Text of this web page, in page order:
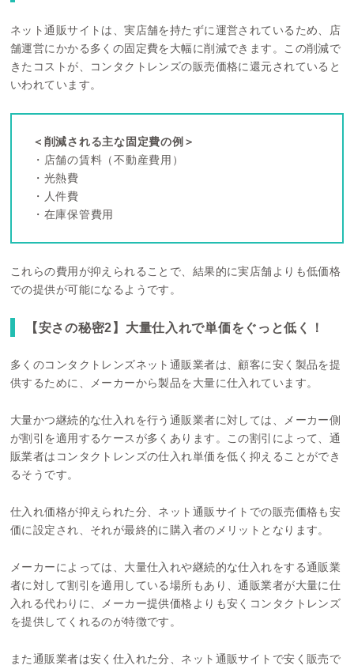
ネット通販サイトは、実店舗を持たずに運営されているため、店
舗運営にかかる多くの固定費を大幅に削減できます。この削減で
きたコストが、コンタクトレンズの販売価格に還元されていると
いわれています。
＜削減される主な固定費の例＞
・店舗の賃料（不動産費用）
・光熱費
・人件費
・在庫保管費用
これらの費用が抑えられることで、結果的に実店舗よりも低価格
での提供が可能になるようです。
【安さの秘密2】大量仕入れで単価をぐっと低く！
多くのコンタクトレンズネット通販業者は、顧客に安く製品を提
供するために、メーカーから製品を大量に仕入れています。
大量かつ継続的な仕入れを行う通販業者に対しては、メーカー側
が割引を適用するケースが多くあります。この割引によって、通
販業者はコンタクトレンズの仕入れ単価を低く抑えることができ
るそうです。
仕入れ価格が抑えられた分、ネット通販サイトでの販売価格も安
価に設定され、それが最終的に購入者のメリットとなります。
メーカーによっては、大量仕入れや継続的な仕入れをする通販業
者に対して割引を適用している場所もあり、通販業者が大量に仕
入れる代わりに、メーカー提供価格よりも安くコンタクトレンズ
を提供してくれるのが特徴です。
また通販業者は安く仕入れた分、ネット通販サイトで安く販売で